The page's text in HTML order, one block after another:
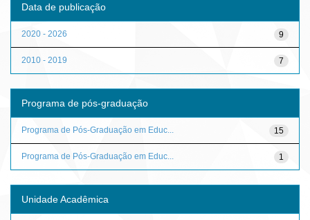
Data de publicação
9
2020 - 2026
7
2010 - 2019
Programa de pós-graduação
15
Programa de Pós-Graduação em Educ...
1
Programa de Pós-Graduação em Educ...
Unidade Acadêmica